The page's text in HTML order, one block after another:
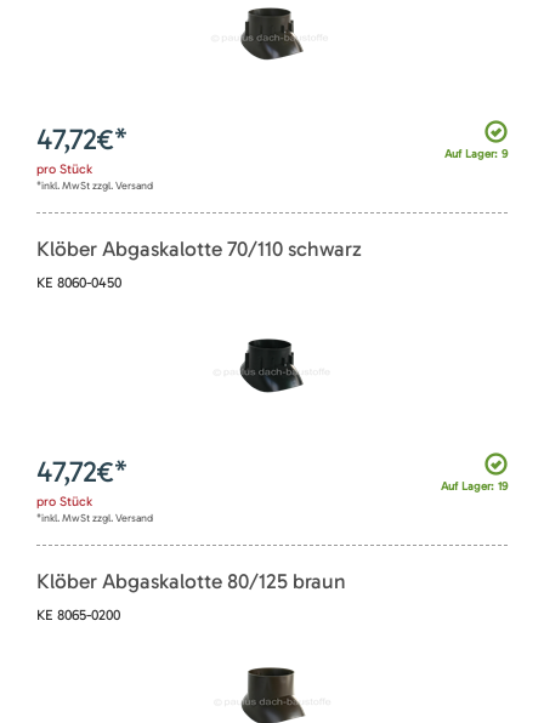
Auf Lager: 9
47,72€*
pro Stück
*inkl. MwSt zzgl. Versand
Klöber Abgaskalotte 70/110 schwarz
KE 8060-0450
Auf Lager: 19
47,72€*
pro Stück
*inkl. MwSt zzgl. Versand
Klöber Abgaskalotte 80/125 braun
KE 8065-0200